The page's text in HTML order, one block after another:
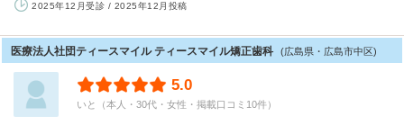
2025年12月受診 / 2025年12月投稿
医療法人社団ティースマイル ティースマイル矯正歯科 (広島県・広島市中区)
5.0
いと（本人・30代・女性・掲載口コミ10件）